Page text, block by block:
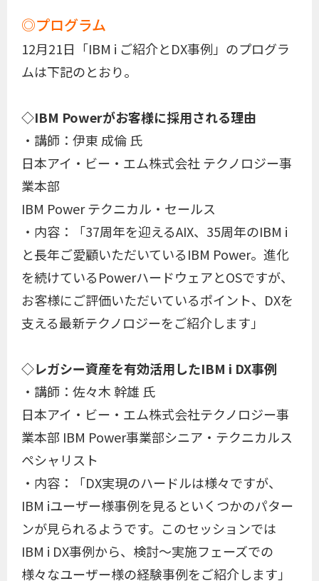
◎プログラム
12月21日「IBM i ご紹介とDX事例」のプログラ
ムは下記のとおり。
◇IBM Powerがお客様に採用される理由
・講師：伊東 成倫 氏
日本アイ・ビー・エム株式会社 テクノロジー事
業本部
IBM Power テクニカル・セールス
・内容：「37周年を迎えるAIX、35周年のIBM i
と長年ご愛顧いただいているIBM Power。進化
を続けているPowerハードウェアとOSですが、
お客様にご評価いただいているポイント、DXを
支える最新テクノロジーをご紹介します」
◇レガシー資産を有効活用したIBM i DX事例
・講師：佐々木 幹雄 氏
日本アイ・ビー・エム株式会社テクノロジー事
業本部 IBM Power事業部シニア・テクニカルス
ペシャリスト
・内容：「DX実現のハードルは様々ですが、
IBM iユーザー様事例を見るといくつかのパター
ンが見られるようです。このセッションでは
IBM i DX事例から、検討～実施フェーズでの
様々なユーザー様の経験事例をご紹介します」